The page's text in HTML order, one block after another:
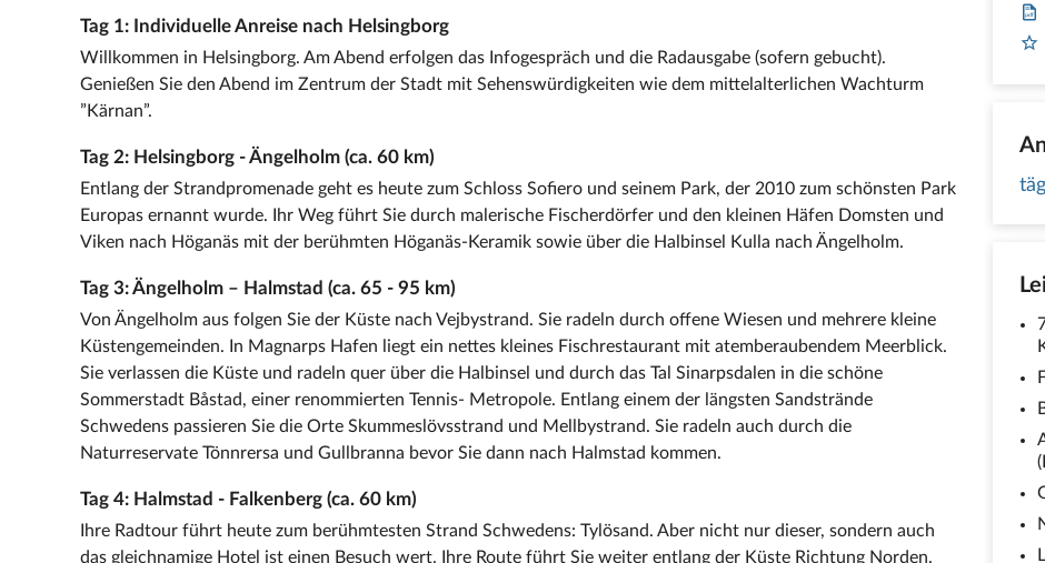
Tag 1: Individuelle Anreise nach Helsingborg
Willkommen in Helsingborg. Am Abend erfolgen das Infogespräch und die Radausgabe (sofern gebucht).
Genießen Sie den Abend im Zentrum der Stadt mit Sehenswürdigkeiten wie dem mittelalterlichen Wachturm
”Kärnan”.
Tag 2: Helsingborg - Ängelholm (ca. 60 km)
Entlang der Strandpromenade geht es heute zum Schloss Sofiero und seinem Park, der 2010 zum schönsten Park
Europas ernannt wurde. Ihr Weg führt Sie durch malerische Fischerdörfer und den kleinen Häfen Domsten und
Viken nach Höganäs mit der berühmten Höganäs-Keramik sowie über die Halbinsel Kulla nach Ängelholm.
Tag 3: Ängelholm – Halmstad (ca. 65 - 95 km)
Von Ängelholm aus folgen Sie der Küste nach Vejbystrand. Sie radeln durch offene Wiesen und mehrere kleine
Küstengemeinden. In Magnarps Hafen liegt ein nettes kleines Fischrestaurant mit atemberaubendem Meerblick.
Sie verlassen die Küste und radeln quer über die Halbinsel und durch das Tal Sinarpsdalen in die schöne
Sommerstadt Båstad, einer renommierten Tennis- Metropole. Entlang einem der längsten Sandstrände
Schwedens passieren Sie die Orte Skummeslövsstrand und Mellbystrand. Sie radeln auch durch die
Naturreservate Tönnrersa und Gullbranna bevor Sie dann nach Halmstad kommen.
Tag 4: Halmstad - Falkenberg (ca. 60 km)
Ihre Radtour führt heute zum berühmtesten Strand Schwedens: Tylösand. Aber nicht nur dieser, sondern auch
das gleichnamige Hotel ist einen Besuch wert. Ihre Route führt Sie weiter entlang der Küste Richtung Norden.